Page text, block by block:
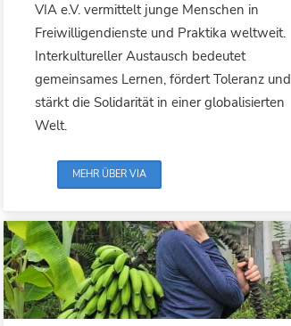
VIA e.V. vermittelt junge Menschen in
Freiwilligendienste und Praktika weltweit.
Interkultureller Austausch bedeutet
gemeinsames Lernen, fördert Toleranz und
stärkt die Solidarität in einer globalisierten
Welt.
MEHR ÜBER VIA